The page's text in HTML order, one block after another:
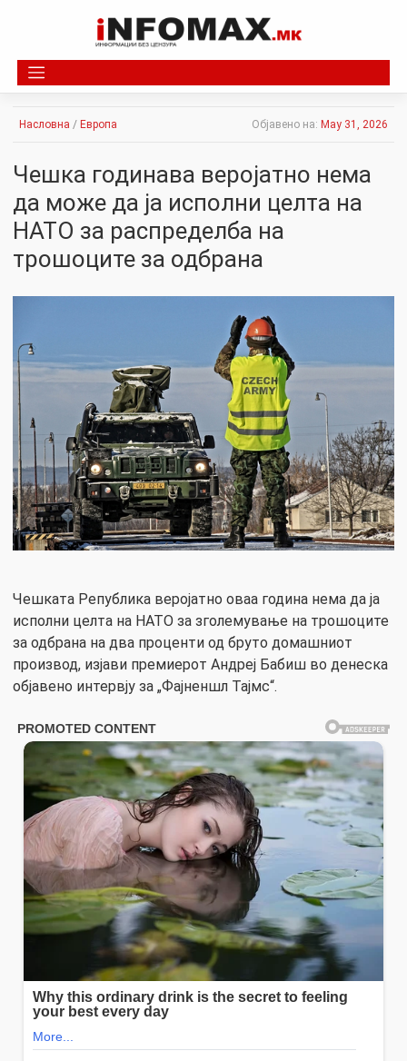
Насловна / Европа Објавено на: May 31, 2026
Чешка годинава веројатно нема
да може да ја исполни целта на
НАТО за распределба на
трошоците за одбрана
Чешката Република веројатно оваа година нема да ја
исполни целта на НАТО за зголемување на трошоците
за одбрана на два проценти од бруто домашниот
производ, изјави премиерот Андреј Бабиш во денеска
објавено интервју за „Фајненшл Тајмс“.